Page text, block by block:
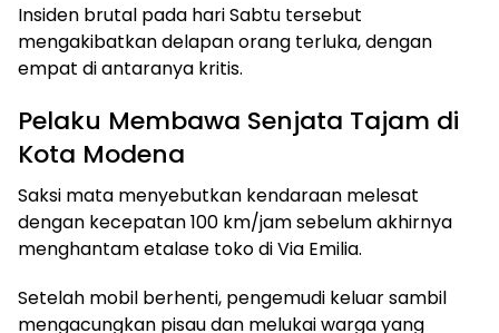
Insiden brutal pada hari Sabtu tersebut
mengakibatkan delapan orang terluka, dengan
empat di antaranya kritis.
Pelaku Membawa Senjata Tajam di
Kota Modena
Saksi mata menyebutkan kendaraan melesat
dengan kecepatan 100 km/jam sebelum akhirnya
menghantam etalase toko di Via Emilia.
Setelah mobil berhenti, pengemudi keluar sambil
mengacungkan pisau dan melukai warga yang